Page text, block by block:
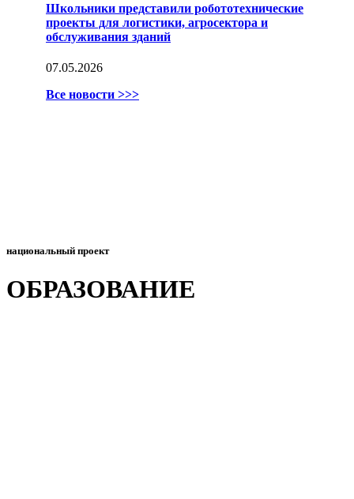
Школьники представили робототехнические
проекты для логистики, агросектора и
обслуживания зданий
07.05.2026
Все новости >>>
национальный проект
ОБРАЗОВАНИЕ